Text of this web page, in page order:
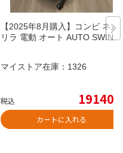
【2025年8月購入】コンビ ネム
リラ 電動 オート AUTO SWING
マイストア在庫： 1326
税込 19140
カートに入れる